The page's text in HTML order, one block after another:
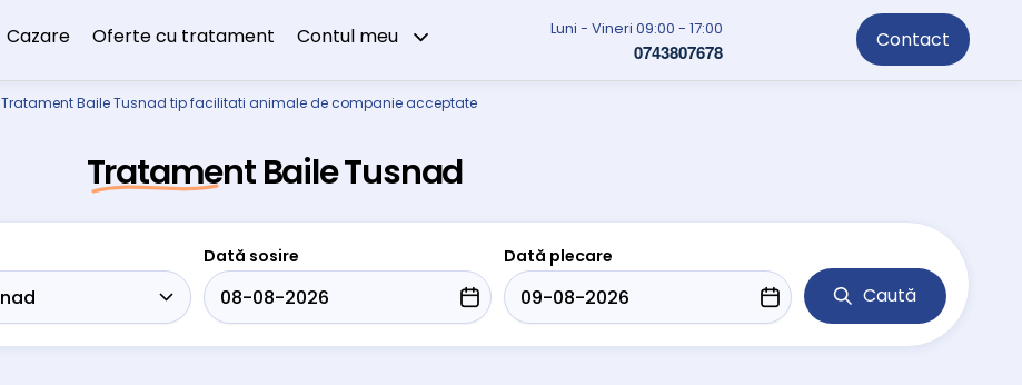
Cazare Oferte cu tratament Contul meu Luni - Vineri 09:00 - 17:00
0743807678 Contact
Tratament Baile Tusnad tip facilitati animale de companie acceptate
Tratament Baile Tusnad
Dată sosire Dată plecare
Caută